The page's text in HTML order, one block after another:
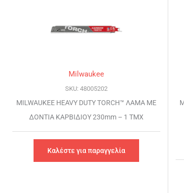
Milwaukee
SKU: 48005202
MILWAUKEE HEAVY DUTY TORCH™ ΛΑΜΑ ΜΕ
ΔΟΝΤΙΑ ΚΑΡΒΙΔΙΟΥ 230mm – 1 TMX
Καλέστε για παραγγελία